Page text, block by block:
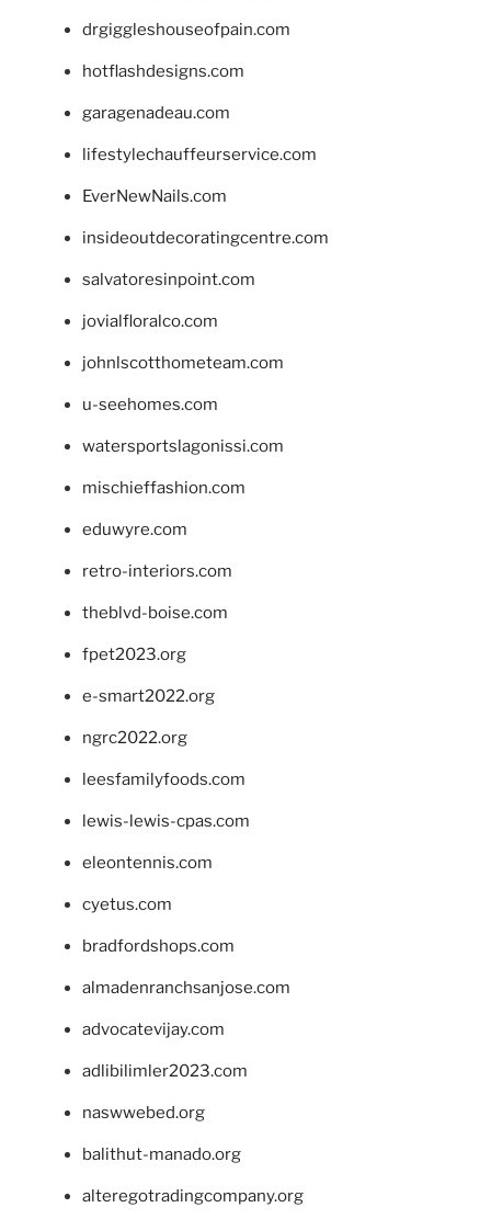
drgiggleshouseofpain.com
hotflashdesigns.com
garagenadeau.com
lifestylechauffeurservice.com
EverNewNails.com
insideoutdecoratingcentre.com
salvatoresinpoint.com
jovialfloralco.com
johnlscotthometeam.com
u-seehomes.com
watersportslagonissi.com
mischieffashion.com
eduwyre.com
retro-interiors.com
theblvd-boise.com
fpet2023.org
e-smart2022.org
ngrc2022.org
leesfamilyfoods.com
lewis-lewis-cpas.com
eleontennis.com
cyetus.com
bradfordshops.com
almadenranchsanjose.com
advocatevijay.com
adlibilimler2023.com
naswwebed.org
balithut-manado.org
alteregotradingcompany.org